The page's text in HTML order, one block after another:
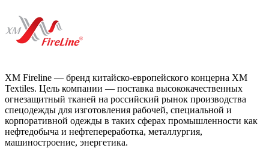
XM Fireline — бренд китайско-европейского концерна XM
Textiles. Цель компании — поставка высококачественных
огнезащитный тканей на российский рынок производства
спецодежды для изготовления рабочей, специальной и
корпоративной одежды в таких сферах промышленности как
нефтедобыча и нефтепереработка, металлургия,
машиностроение, энергетика.